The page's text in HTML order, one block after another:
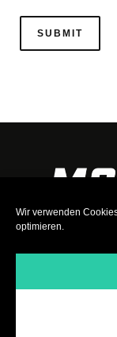
Wir verwenden
optimieren.